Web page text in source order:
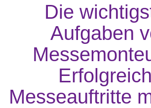
Die
Aufgaben
Messeauftritte